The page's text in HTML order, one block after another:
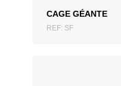
CAGE GÉANTE
REF: SF